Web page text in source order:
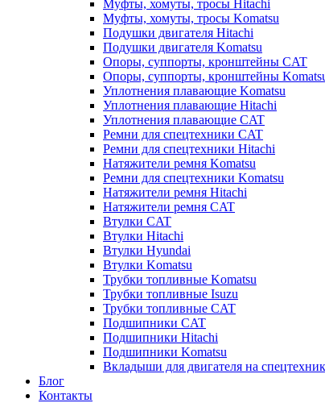
Муфты, хомуты, тросы Hitachi
Муфты, хомуты, тросы Komatsu
Подушки двигателя Hitachi
Подушки двигателя Komatsu
Опоры, суппорты, кронштейны CAT
Опоры, суппорты, кронштейны
Уплотнения плавающие Komatsu
Уплотнения плавающие Hitachi
Уплотнения плавающие CAT
Ремни для спецтехники CAT
Ремни для спецтехники Hitachi
Натяжители ремня Komatsu
Ремни для спецтехники Komatsu
Натяжители ремня Hitachi
Натяжители ремня CAT
Втулки CAT
Втулки Hitachi
Втулки Hyundai
Втулки Komatsu
Трубки топливные Komatsu
Трубки топливные Isuzu
Трубки топливные CAT
Подшипники CAT
Подшипники Hitachi
Подшипники Komatsu
Вкладыши для двигателя на
Блог
Контакты